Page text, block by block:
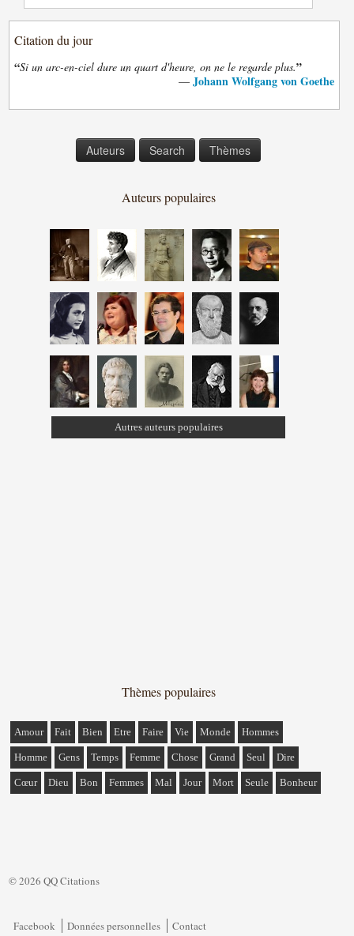
Citation du jour
“Si un arc-en-ciel dure un quart d'heure, on ne le regarde plus.”
— Johann Wolfgang von Goethe
Auteurs Search Thèmes
Auteurs populaires
Autres auteurs populaires
Thèmes populaires
Amour Fait Bien Etre Faire Vie Monde Hommes
Homme Gens Temps Femme Chose Grand Seul Dire
Cœur Dieu Bon Femmes Mal Jour Mort Seule Bonheur
© 2026 QQ Citations
Facebook Données personnelles Contact